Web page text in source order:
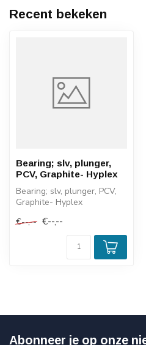
Recent bekeken
Bearing; slv, plunger,
PCV, Graphite- Hyplex
Bearing; slv, plunger, PCV,
Graphite- Hyplex
€--,-- €--,--
Abonneer je op onze